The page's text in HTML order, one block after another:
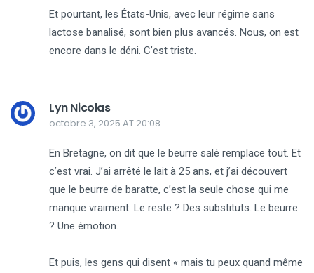
Et pourtant, les États-Unis, avec leur régime sans
lactose banalisé, sont bien plus avancés. Nous, on est
encore dans le déni. C’est triste.
Lyn Nicolas
octobre 3, 2025 AT 20:08
En Bretagne, on dit que le beurre salé remplace tout. Et
c’est vrai. J’ai arrêté le lait à 25 ans, et j’ai découvert
que le beurre de baratte, c’est la seule chose qui me
manque vraiment. Le reste ? Des substituts. Le beurre
? Une émotion.
Et puis, les gens qui disent « mais tu peux quand même